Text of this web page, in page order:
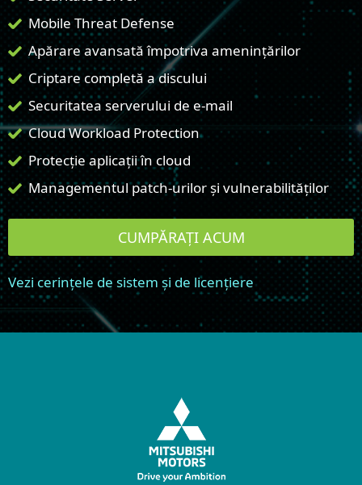
Mobile Threat Defense
Apărare avansată împotriva amenințărilor
Criptare completă a discului
Securitatea serverului de e-mail
Cloud Workload Protection
Protecție aplicații în cloud
Managementul patch-urilor și vulnerabilităților
CUMPĂRAȚI ACUM
Vezi cerințele de sistem și de licențiere